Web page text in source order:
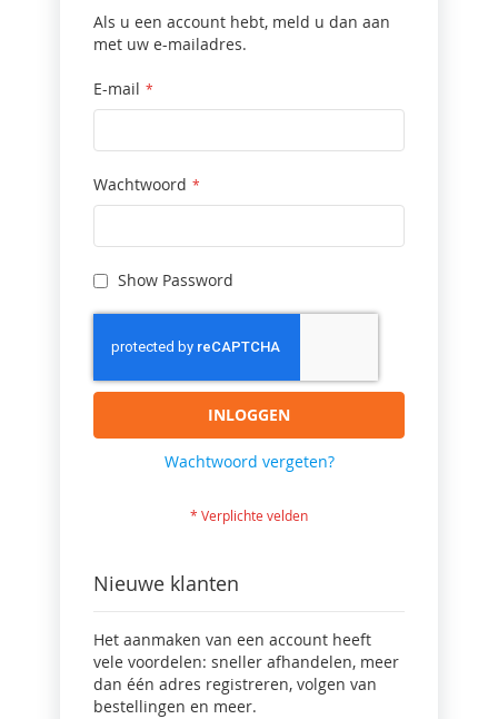
Als u een account hebt, meld u dan aan
met uw e-mailadres.
E-mail
Wachtwoord
Show Password
INLOGGEN
Wachtwoord vergeten?
Nieuwe klanten
Het aanmaken van een account heeft
vele voordelen: sneller afhandelen, meer
dan één adres registreren, volgen van
bestellingen en meer.